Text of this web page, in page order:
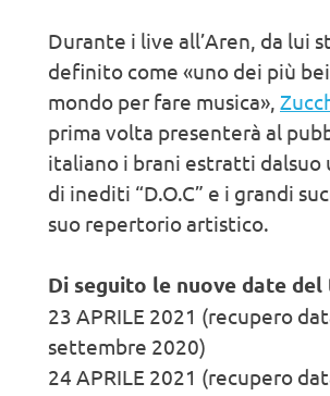
Durante i live all’Aren, da lui
definito come «uno dei più
mondo per fare musica»,
prima volta presenterà al
italiano i brani estratti dalsuo
di inediti “D.O.C” e i grandi
suo repertorio artistico.
Di seguito le nuove date del
23 APRILE 2021 (recupero
settembre 2020)
24 APRILE 2021 (recupero